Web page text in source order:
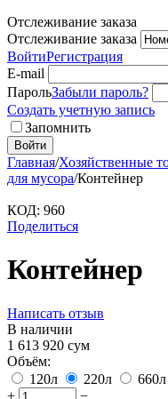
Отслеживание заказа
Отслеживание заказа
ВойтиРегистрация
E-mail
ПарольЗабыли пароль?
Создать учетную запись
Запомнить
Войти
Главная/Хозяйственные
для мусора/Контейнер
КОД: 960
Поделиться
Контейнер
Написать отзыв
В наличии
1 613 920 сум
Объём:
120л
220л 660л
+
−